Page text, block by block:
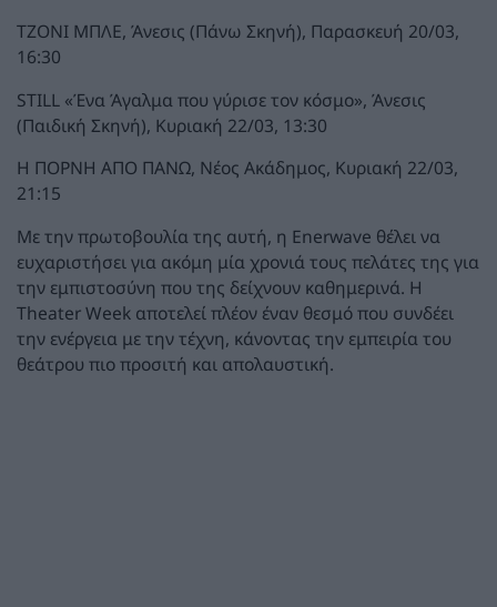
ΤΖΟΝΙ ΜΠΛΕ, Άνεσις (Πάνω Σκηνή), Παρασκευή 20/03,
16:30
STILL «Ένα Άγαλμα που γύρισε τον κόσμο», Άνεσις
(Παιδική Σκηνή), Κυριακή 22/03, 13:30
Η ΠΟΡΝΗ ΑΠΟ ΠΑΝΩ, Νέος Ακάδημος, Κυριακή 22/03,
21:15
Με την πρωτοβουλία της αυτή, η Enerwave θέλει να
ευχαριστήσει για ακόμη μία χρονιά τους πελάτες της για
την εμπιστοσύνη που της δείχνουν καθημερινά. Η
Theater Week αποτελεί πλέον έναν θεσμό που συνδέει
την ενέργεια με την τέχνη, κάνοντας την εμπειρία του
θεάτρου πιο προσιτή και απολαυστική.